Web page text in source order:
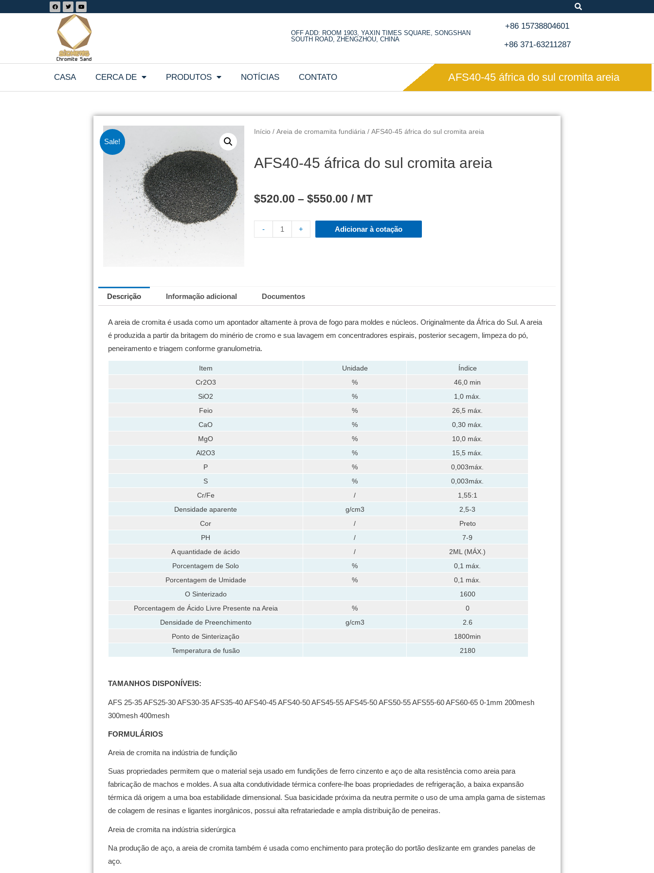
OFF ADD: ROOM 1903, YAXIN TIMES SQUARE, SONGSHAN
SOUTH ROAD, ZHENGZHOU, CHINA
+86 15738804601
+86 371-63211287
CASA CERCA DE PRODUTOS NOTÍCIAS CONTATO AFS40-45 áfrica do sul cromita areia
Sale!
Início /Areia de cromamita fundiária / AFS40-45 áfrica do sul cromita areia
AFS40-45 áfrica do sul cromita areia
$520.00 –$550.00 / MT
- + Adicionar à cotação
Descrição Informação adicional Documentos
A areia de cromita é usada como um apontador altamente à prova de fogo para moldes e núcleos. Originalmente da África do Sul. A areia
é produzida a partir da britagem do minério de cromo e sua lavagem em concentradores espirais, posterior secagem, limpeza do pó,
peneiramento e triagem conforme granulometria.
Item Unidade
Índice
Cr2O3
%
46,0 min
SiO2
%
1,0 máx.
Feio
%
26,5 máx.
CaO
%
0,30 máx.
MgO
%
10,0 máx.
Al2O3
%
15,5 máx.
P
%
0,003máx.
S
%
0,003máx.
Cr/Fe
/
1,55:1
Densidade aparente
g/cm3
2,5-3
Cor
/
Preto
PH
/
7-9
A quantidade de ácido
/
2ML (MÁX.)
Porcentagem de Solo
%
0,1 máx.
Porcentagem de Umidade
%
0,1 máx.
O Sinterizado
1600
Porcentagem de Ácido Livre Presente na Areia
%
0
Densidade de Preenchimento
g/cm3
2.6
Ponto de Sinterização
1800min
Temperatura de fusão
2180
TAMANHOS DISPONÍVEIS:
AFS 25-35 AFS25-30 AFS30-35 AFS35-40 AFS40-45 AFS40-50 AFS45-55 AFS45-50 AFS50-55 AFS55-60 AFS60-65 0-1mm 200mesh
300mesh 400mesh
FORMULÁRIOS
Areia de cromita na indústria de fundição
Suas propriedades permitem que o material seja usado em fundições de ferro cinzento e aço de alta resistência como areia para
fabricação de machos e moldes. A sua alta condutividade térmica confere-lhe boas propriedades de refrigeração, a baixa expansão
térmica dá origem a uma boa estabilidade dimensional. Sua basicidade próxima da neutra permite o uso de uma ampla gama de sistemas
de colagem de resinas e ligantes inorgânicos, possui alta refratariedade e ampla distribuição de peneiras.
Areia de cromita na indústria siderúrgica
Na produção de aço, a areia de cromita também é usada como enchimento para proteção do portão deslizante em grandes panelas de
aço.